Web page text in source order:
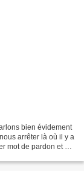
bien évidement
arrêter là où il y a
mot de pardon et de